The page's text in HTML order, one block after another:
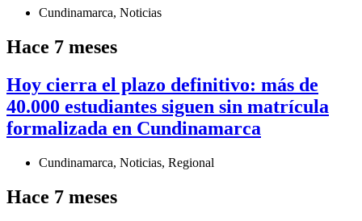
Cundinamarca, Noticias
Hace 7 meses
Hoy cierra el plazo definitivo: más de
40.000 estudiantes siguen sin matrícula
formalizada en Cundinamarca
Cundinamarca, Noticias, Regional
Hace 7 meses